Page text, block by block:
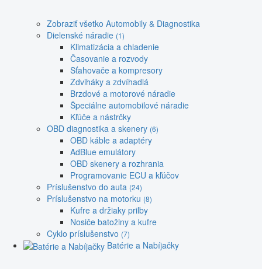
Zobraziť všetko Automobily & Diagnostika
Dielenské náradie (1)
Klimatizácia a chladenie
Časovanie a rozvody
Sťahovače a kompresory
Zdviháky a zdvíhadlá
Brzdové a motorové náradie
Špeciálne automobilové náradie
Kľúče a nástrčky
OBD diagnostika a skenery (6)
OBD káble a adaptéry
AdBlue emulátory
OBD skenery a rozhrania
Programovanie ECU a kľúčov
Príslušenstvo do auta (24)
Príslušenstvo na motorku (8)
Kufre a držiaky prilby
Nosiče batožiny a kufre
Cyklo príslušenstvo (7)
Batérie a Nabíjačky